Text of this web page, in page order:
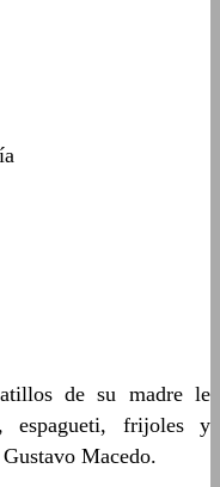
de su madre le
espagueti, frijoles y
Macedo.